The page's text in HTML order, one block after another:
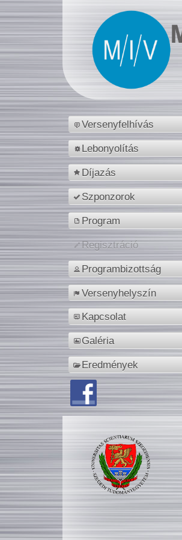
Versenyfelhívás
Lebonyolítás
Díjazás
Szponzorok
Program
Regisztráció
Programbizottság
Versenyhelyszín
Kapcsolat
Galéria
Eredmények